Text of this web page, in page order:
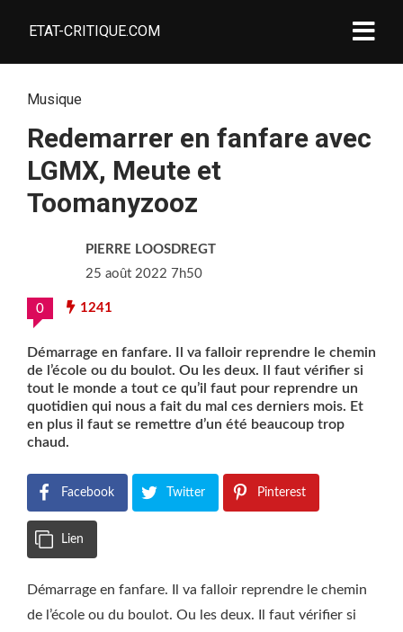
ETAT-CRITIQUE.COM
Musique
Redemarrer en fanfare avec
LGMX, Meute et
Toomanyzooz
PIERRE LOOSDREGT
25 août 2022 7h50
0 1241
Démarrage en fanfare. Il va falloir reprendre le chemin
de l’école ou du boulot. Ou les deux. Il faut vérifier si
tout le monde a tout ce qu’il faut pour reprendre un
quotidien qui nous a fait du mal ces derniers mois. Et
en plus il faut se remettre d’un été beaucoup trop
chaud.
Facebook Twitter Pinterest
Lien
Démarrage en fanfare. Il va falloir reprendre le chemin
de l’école ou du boulot. Ou les deux. Il faut vérifier si